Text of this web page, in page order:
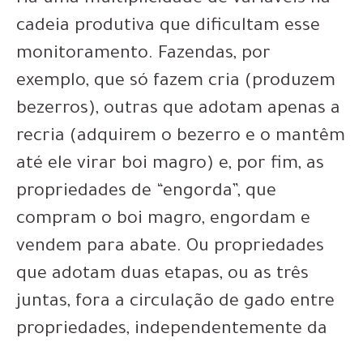
cadeia produtiva que dificultam esse
monitoramento. Fazendas, por
exemplo, que só fazem cria (produzem
bezerros), outras que adotam apenas a
recria (adquirem o bezerro e o mantêm
até ele virar boi magro) e, por fim, as
propriedades de “engorda”, que
compram o boi magro, engordam e
vendem para abate. Ou propriedades
que adotam duas etapas, ou as três
juntas, fora a circulação de gado entre
propriedades, independentemente da